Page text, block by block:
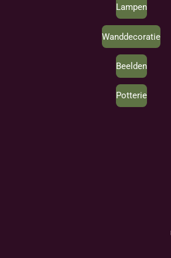
Lampen
Wanddecoratie
Beelden
Potterie